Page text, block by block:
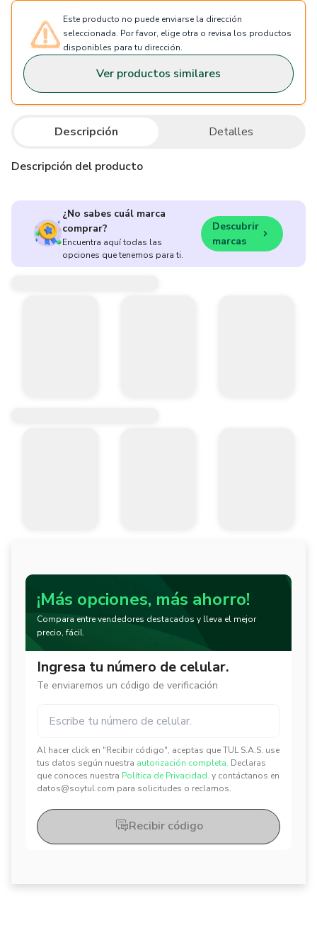
Este producto no puede enviarse la dirección
seleccionada. Por favor, elige otra o revisa los productos
disponibles para tu dirección.
Ver productos similares
Descripción Detalles
Descripción del producto
¿No sabes cuál marca
comprar?
Encuentra aquí todas las
opciones que tenemos para ti.
Descubrir
marcas
¡Más opciones, más ahorro!
Compara entre vendedores destacados y lleva el mejor
precio, fácil.
Ingresa tu número de celular.
Te enviaremos un código de verificación
Al hacer click en "Recibir código", aceptas que TUL S.A.S. use
tus datos según nuestra autorización completa. Declaras
que conoces nuestra Política de Privacidad. y contáctanos en
datos@soytul.com para solicitudes o reclamos.
✕
✕
Recibir código